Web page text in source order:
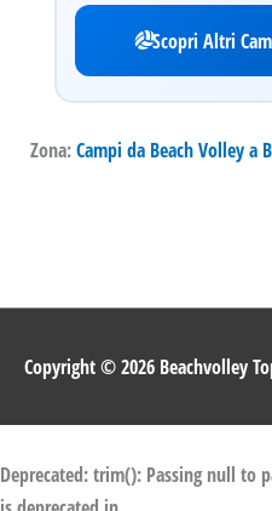
Scopri Altri
Zona:Campi da Beach Volley a
Copyright © 2026 Beachvolley
Deprecated: trim(): Passing null to